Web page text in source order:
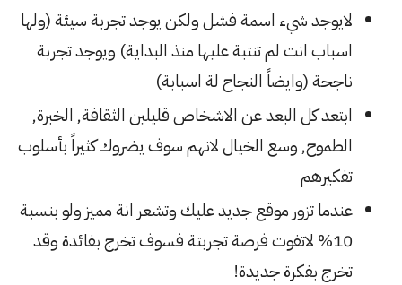
لايوجد شيء اسمة فشل ولكن يوجد تجربة سيئة (ولها
اسباب انت لم تنتبة عليها منذ البداية) ويوجد تجربة
ناجحة (وايضاً النجاح لة اسبابة)
ابتعد كل البعد عن الاشخاص قليلين الثقافة, الخبرة,
الطموح, وسع الخيال لانهم سوف يضروك كثيراً بأسلوب
تفكيرهم
عندما تزور موقع جديد عليك وتشعر انة مميز ولو بنسبة
10% لاتفوت فرصة تجربتة فسوف تخرج بفائدة وقد
تخرج بفكرة جديدة!